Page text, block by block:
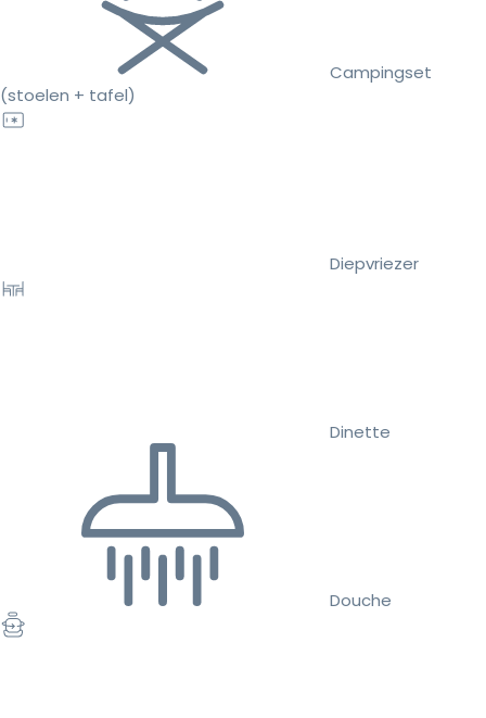
Campingset
(stoelen + tafel)
Diepvriezer
Dinette
Douche